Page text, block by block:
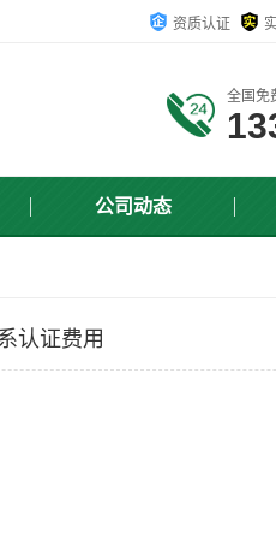
资质认证
全国免
公司动态
认证费用